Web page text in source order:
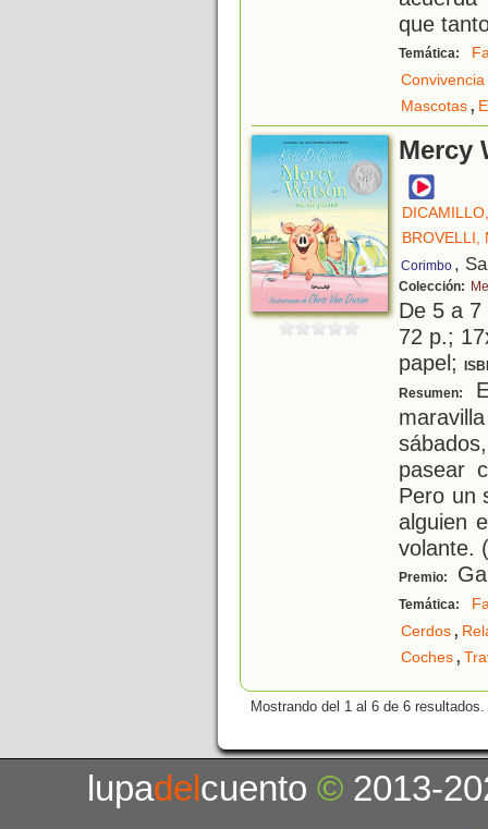
que
Temática:
Convivencia
Mascotas,
Mercy
BROVELLI,
Corimbo ,
Colección:
De 5 a
72 p.;
papel;
Resumen:
pasear
Pero un
alguien
volante.
Premio:
Temática:
Cerdos,
Coches,
Mostrando del 1 al 6 de 6 resultados.
lupadelcuento© 2013-